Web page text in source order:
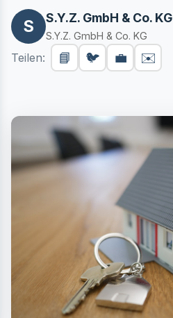
S S.Y.Z. GmbH & Co. KG
S.Y.Z. GmbH & Co. KG
Teilen: 📘 🐦 💼 ✉️